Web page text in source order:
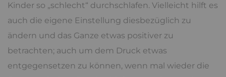
Kinder so „schlecht“ durchschlafen. Vielleicht hilft es
auch die eigene Einstellung diesbezüglich zu
ändern und das Ganze etwas positiver zu
betrachten; auch um dem Druck etwas
entgegensetzen zu können, wenn mal wieder die